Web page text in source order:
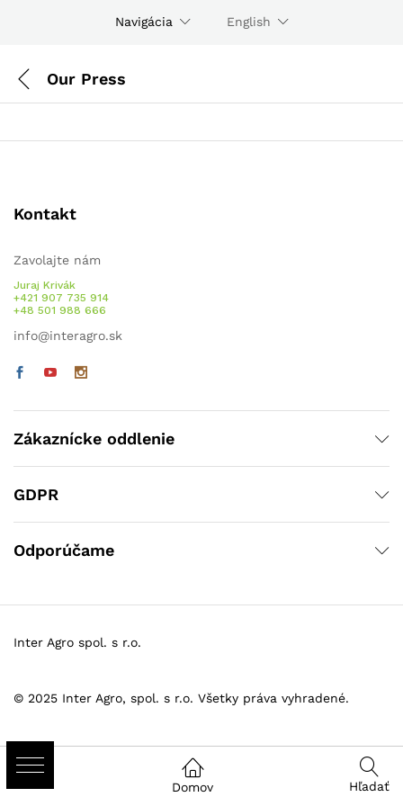
Navigácia English
Our Press
Kontakt
Zavolajte nám
Juraj Krivák
+421 907 735 914
+48 501 988 666
info@interagro.sk
Zákaznícke oddlenie
GDPR
Odporúčame
© 2025 Inter Agro, spol. s r.o. Všetky práva vyhradené.
Inter Agro spol. s r.o.
Domov Hľadať